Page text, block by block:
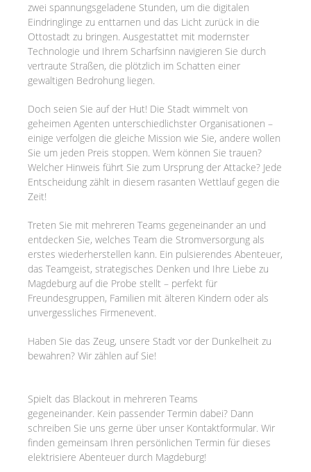
zwei spannungsgeladene Stunden, um die digitalen
Eindringlinge zu enttarnen und das Licht zurück in die
Ottostadt zu bringen. Ausgestattet mit modernster
Technologie und Ihrem Scharfsinn navigieren Sie durch
vertraute Straßen, die plötzlich im Schatten einer
gewaltigen Bedrohung liegen.
Doch seien Sie auf der Hut! Die Stadt wimmelt von
geheimen Agenten unterschiedlichster Organisationen –
einige verfolgen die gleiche Mission wie Sie, andere wollen
Sie um jeden Preis stoppen. Wem können Sie trauen?
Welcher Hinweis führt Sie zum Ursprung der Attacke? Jede
Entscheidung zählt in diesem rasanten Wettlauf gegen die
Zeit!
Treten Sie mit mehreren Teams gegeneinander an und
entdecken Sie, welches Team die Stromversorgung als
erstes wiederherstellen kann. Ein pulsierendes Abenteuer,
das Teamgeist, strategisches Denken und Ihre Liebe zu
Magdeburg auf die Probe stellt – perfekt für
Freundesgruppen, Familien mit älteren Kindern oder als
unvergessliches Firmenevent.
Haben Sie das Zeug, unsere Stadt vor der Dunkelheit zu
bewahren? Wir zählen auf Sie!
Spielt das Blackout in mehreren Teams
gegeneinander. Kein passender Termin dabei? Dann
schreiben Sie uns gerne über unser Kontaktformular. Wir
finden gemeinsam Ihren persönlichen Termin für dieses
elektrisiere Abenteuer durch Magdeburg!